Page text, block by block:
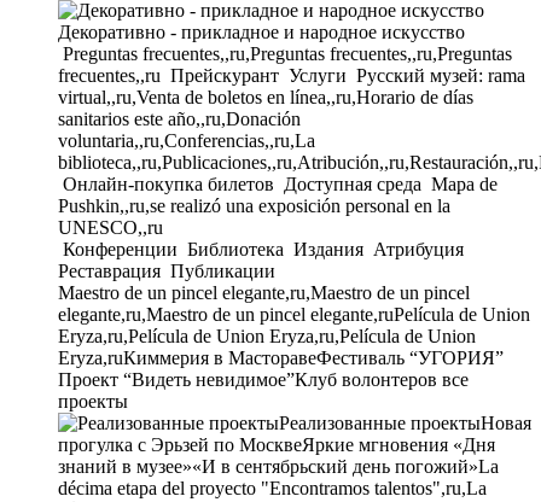
Декоративно - прикладное и народное искусство
Preguntas frecuentes,,ru,Preguntas frecuentes,,ru,Preguntas
frecuentes,,ru Прейскурант Услуги Русский музей: rama
virtual,,ru,Venta de boletos en línea,,ru,Horario de días
sanitarios este año,,ru,Donación
voluntaria,,ru,Conferencias,,ru,La
Онлайн-покупка билетов Доступная среда Mapa de
Pushkin,,ru,se realizó una exposición personal en la
UNESCO,,ru
Конференции Библиотека Издания Атрибуция
Реставрация Публикации
Maestro de un pincel elegante,ru,Maestro de un pincel
elegante,ru,Maestro de un pincel elegante,ruPelícula de Union
Eryza,ru,Película de Union Eryza,ru,Película de Union
Eryza,ruКиммерия в МасторавеФестиваль “УГОРИЯ”
Проект “Видеть невидимое”Клуб волонтеров все
проекты
Реализованные проектыНовая
прогулка с Эрьзей по МосквеЯркие мгновения «Дня
знаний в музее»«И в сентябрьский день погожий»La
décima etapa del proyecto "Encontramos talentos",ru,La